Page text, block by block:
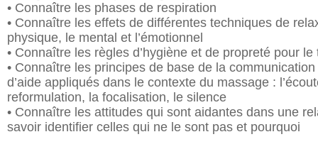
• Connaître les phases de respiration
• Connaître les effets de différentes techniques de
physique, le mental et l’émotionnel
• Connaître les règles d’hygiène et de propreté pour
• Connaître les principes de base de la
d’aide appliqués dans le contexte du massage :
reformulation, la focalisation, le silence
• Connaître les attitudes qui sont aidantes dans une
savoir identifier celles qui ne le sont pas et pourquoi